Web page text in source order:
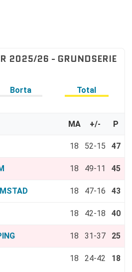
2025/26 - GRUNDSERIE
Borta Total
MA +/- P
18 52-15 47
18 49-11 45
18 47-16 43
18 42-18 40
18 31-37 25
18 24-42 18